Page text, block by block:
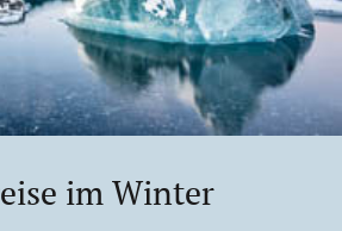
im Winter